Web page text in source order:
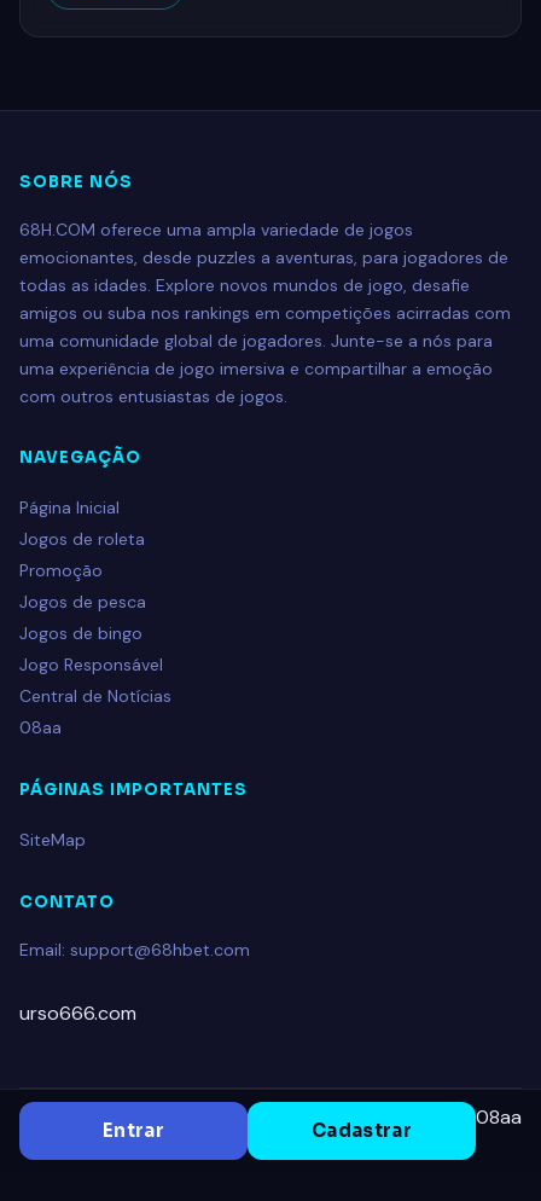
SOBRE NÓS
68H.COM oferece uma ampla variedade de jogos
emocionantes, desde puzzles a aventuras, para jogadores de
todas as idades. Explore novos mundos de jogo, desafie
amigos ou suba nos rankings em competições acirradas com
uma comunidade global de jogadores. Junte-se a nós para
uma experiência de jogo imersiva e compartilhar a emoção
com outros entusiastas de jogos.
NAVEGAÇÃO
Página Inicial
Jogos de roleta
Promoção
Jogos de pesca
Jogos de bingo
Jogo Responsável
Central de Notícias
08aa
PÁGINAS IMPORTANTES
SiteMap
CONTATO
Email: support@68hbet.com
urso666.com
© 2026 68H.COM. All rights reserved.
Entrar Cadastrar
08aa